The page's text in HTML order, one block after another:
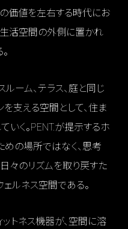
の価値を左右する時代にお
生活空間の外側に置かれ
ルーム、テラス、庭と同じ
を支える空間として、住ま
いく。PENT.が提示するホ
の場所ではなく、思考
々のリズムを取り戻すた
ルネス空間である。
トネス機器が、空間に溶